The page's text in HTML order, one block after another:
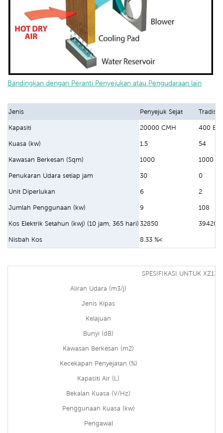
Bandingkan dengan Peranti Penyejukan atau Pengudaraan lain
Jenis Penyejuk Sejat
Kapasiti 20000 CMH 400
Kuasa (kw) 1.5 54
Kawasan Berkesan (Sqm) 1000 1000
Penukaran Udara setiap jam 30 0
Unit Diperlukan 6 2
Jumlah Penggunaan (kw) 9 108
Kos Elektrik Setahun (kwj) (10 jam, 365 hari) 32850 394200
Nisbah Kos 8.33 %<
SPESIFIKASI UNTUK XZ13-
Aliran Udara (m3/j)
Jenis Kipas
Kelajuan
Bunyi (dB)
Kawasan Berkesan (m2)
Kecekapan Penyejatan (%)
Kapasiti Air (L)
Bekalan Kuasa (V/Hz)
Penggunaan Kuasa (kw)
Pengawal